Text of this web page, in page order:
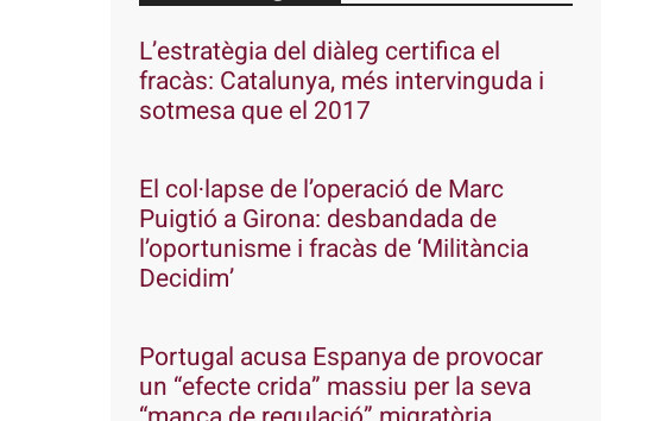
L’estratègia del diàleg certifica el
fracàs: Catalunya, més intervinguda i
sotmesa que el 2017
El col·lapse de l’operació de Marc
Puigtió a Girona: desbandada de
l’oportunisme i fracàs de ‘Militància
Decidim’
Portugal acusa Espanya de provocar
un “efecte crida” massiu per la seva